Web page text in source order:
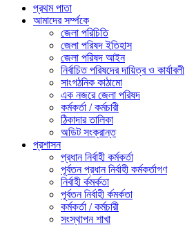
প্রথম পাতা
আমাদের সর্ম্পকে
জেলা পরিচিতি
জেলা পরিষদ ইতিহাস
জেলা পরিষদ আইন
নির্বাচিত পরিষদের দায়িত্ব ও কার্যাবলী
সাংগঠনিক কাঠামো
এক নজরে জেলা পরিষদ
কর্মকর্তা / কর্মচারী
ঠিকাদার তালিকা
অডিট সংক্রান্ত
প্রশাসন
প্রধান নির্বাহী কর্মকর্তা
পূর্বতন প্রধান নির্বাহী কর্মকর্তাগণ
নির্বাহী র্কমর্কতা
পূর্বতন নির্বাহী র্কমর্কতা
কর্মকর্তা / কর্মচারী
সংস্থাপন শাখা